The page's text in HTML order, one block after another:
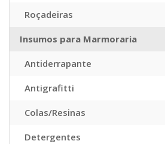
Roçadeiras
Insumos para Marmoraria
Antiderrapante
Antigrafitti
Colas/Resinas
Detergentes